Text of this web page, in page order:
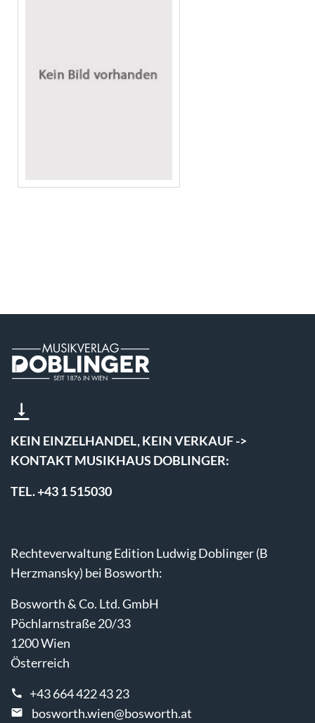
KEIN EINZELHANDEL, KEIN VERKAUF ->
KONTAKT MUSIKHAUS DOBLINGER:
TEL. +43 1 515030
Rechteverwaltung Edition Ludwig Doblinger (B
Herzmansky) bei Bosworth:
Bosworth & Co. Ltd. GmbH
Pöchlarnstraße 20/33
1200 Wien
Österreich
+43 664 422 43 23
bosworth.wien@bosworth.at